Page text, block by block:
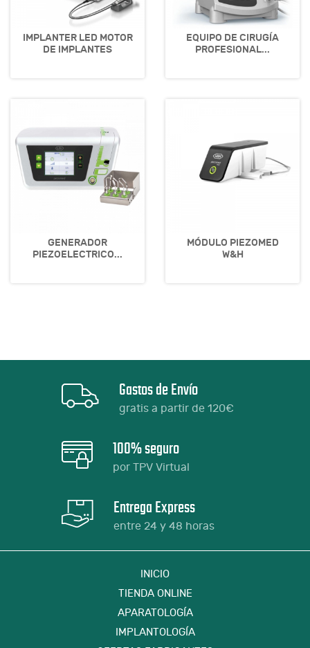
IMPLANTER LED MOTOR
DE IMPLANTES
EQUIPO DE CIRUGÍA
PROFESIONAL...
GENERADOR
PIEZOELECTRICO...
MÓDULO PIEZOMED
W&H
Gastos de Envío
gratis a partir de 120€
100% seguro
por TPV Virtual
Entrega Express
entre 24 y 48 horas
INICIO
TIENDA ONLINE
APARATOLOGÍA
IMPLANTOLOGÍA